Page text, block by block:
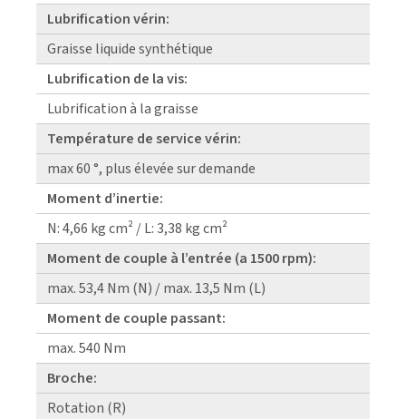
Lubrification vérin:
Graisse liquide synthétique
Lubrification de la vis:
Lubrification à la graisse
Température de service vérin:
max 60 °, plus élevée sur demande
Moment d’inertie:
N: 4,66 kg cm² / L: 3,38 kg cm²
Moment de couple à l’entrée (a 1500 rpm):
max. 53,4 Nm (N) / max. 13,5 Nm (L)
Moment de couple passant:
max. 540 Nm
Broche:
Rotation (R)